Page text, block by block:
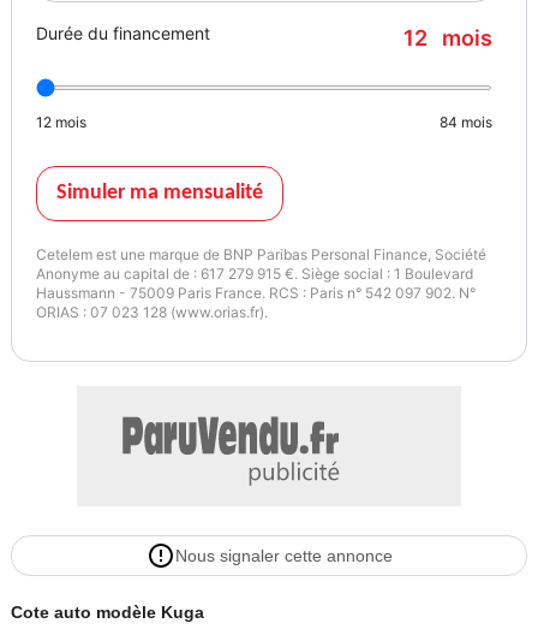
– Rappel ceintures AV/AR
📡 Multimédia & navigation :
– Audio Pack 1 : Radio CD / MP3
– 6 haut-parleurs
– Afficheur numérique 4 lignes
– Ordinateur de bord
🌐 Extérieur & design :
– Couleur : Noir Panthère métallisé
– Ligne chromée sous vitres latérales
– Calandre supérieure noire + inserts chromés
– Boucliers AV/AR couleur carrosserie
– Poignées de portes couleur carrosserie
(Pack Parking)
Durée du financement 12 mois
12 mois 84 mois
Simuler ma mensualité
Cetelem est une marque de BNP Paribas Personal Finance, Société
Anonyme au capital de : 617 279 915 €. Siège social : 1 Boulevard
Haussmann - 75009 Paris France. RCS : Paris n° 542 097 902. N°
ORIAS : 07 023 128 (www.orias.fr).
Nous signaler cette annonce
Cote auto modèle Kuga